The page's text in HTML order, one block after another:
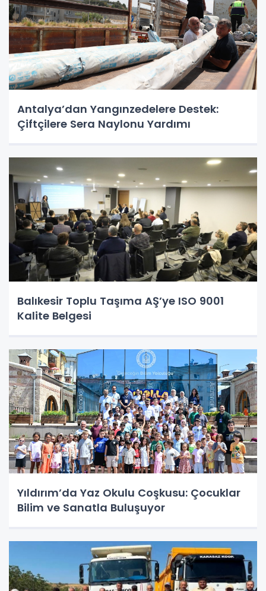
Antalya’dan Yangınzedelere Destek:
Çiftçilere Sera Naylonu Yardımı
Balıkesir Toplu Taşıma AŞ’ye ISO 9001
Kalite Belgesi
Yıldırım’da Yaz Okulu Coşkusu: Çocuklar
Bilim ve Sanatla Buluşuyor